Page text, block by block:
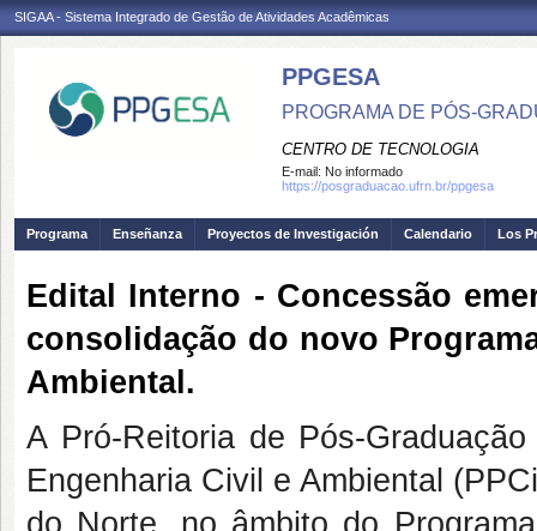
SIGAA - Sistema Integrado de Gestão de Atividades Acadêmicas
PPGESA
PROGRAMA DE PÓS-
CENTRO DE TECNOLOGIA
E-mail: No informado
https://posgraduacao.ufrn.br/ppgesa
Programa Enseñanza Proyectos de Investigación Calendario Los
Edital Interno - Concessão
consolidação do novo
Ambiental.
A Pró-Reitoria de Pós-
Engenharia Civil e Ambiental
do Norte, no âmbito do